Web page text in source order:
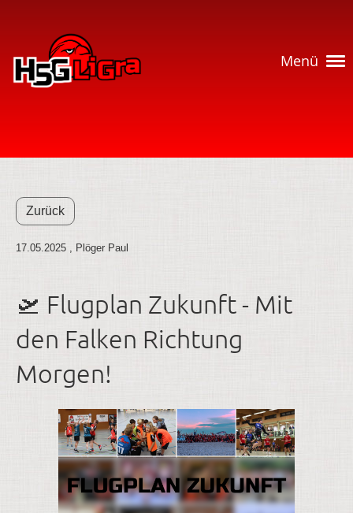
Menü
Zurück
17.05.2025 , Plöger Paul
🛫 Flugplan Zukunft - Mit
den Falken Richtung
Morgen!